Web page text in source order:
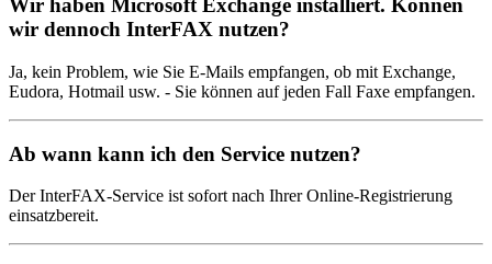
Wir haben Microsoft Exchange installiert. Können
wir dennoch InterFAX nutzen?
Ja, kein Problem, wie Sie E-Mails empfangen, ob mit Exchange,
Eudora, Hotmail usw. - Sie können auf jeden Fall Faxe empfangen.
Ab wann kann ich den Service nutzen?
Der InterFAX-Service ist sofort nach Ihrer Online-Registrierung
einsatzbereit.